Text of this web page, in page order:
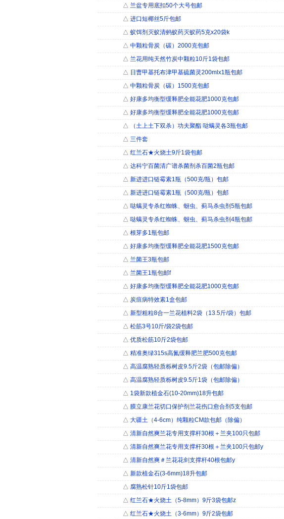
△ 兰盆专用底扣50个大号包邮
△ 进口短椰丝5斤包邮
△ 蚁饵剂灭蚁清蚂蚁药灭蚁药5克x20袋k
△ 中颗粒骨炭（碳）2000克包邮
△ 兰花用纯天然竹炭中颗粒10斤1袋包邮
△ 日曹甲基托布津甲基硫菌灵200mlx1瓶包邮
△ 中颗粒骨炭（碳）1500克包邮
△ 好康多均衡型缓释肥全能花肥1000克包邮
△ 好康多均衡型缓释肥全能花肥1000克包邮
△ （土上土下双杀）功夫聚酯 哒螨灵各3瓶包邮
△ 三件套
△ 红兰石★火烧土9斤1袋包邮
△ 达科宁百菌清广谱杀菌剂杀百菌2瓶包邮
△ 新进进口链霉素1瓶（500克/瓶）包邮
△ 新进进口链霉素1瓶（500克/瓶）包邮
△ 哒螨灵专杀红蜘蛛、蚜虫、蓟马杀虫剂5瓶包邮
△ 哒螨灵专杀红蜘蛛、蚜虫、蓟马杀虫剂4瓶包邮
△ 根芽多1瓶包邮
△ 好康多均衡型缓释肥全能花肥1500克包邮
△ 兰菌王3瓶包邮
△ 兰菌王1瓶包邮f
△ 好康多均衡型缓释肥全能花肥1000克包邮
△ 炭疽病特效素1盒包邮
△ 新型粗粒8合一兰花植料2袋（13.5斤/袋）包邮
△ 松筋3号10斤/袋2袋包邮
△ 优质松筋10斤2袋包邮
△ 精准奥绿315s高氮缓释肥兰肥500克包邮
△ 高温腐熟轻质栎树皮9.5斤2袋（包邮除偏）
△ 高温腐熟轻质栎树皮9.5斤1袋（包邮除偏）
△ 1袋新款植金石(10-20mm)18升包邮
△ 膜立康兰花切口保护剂兰花伤口愈合剂5支包邮
△ 大疆土（4-6cm）纯颗粒CM款包邮（除偏）
△ 清新自然爽兰花专用支撑杆30根＋兰夹100只包邮
△ 清新自然爽兰花专用支撑杆30根＋兰夹100只包邮y
△ 清新自然爽＃兰花花剑支撑杆40根包邮y
△ 新款植金石(3-6mm)18升包邮
△ 腐熟松针10斤1袋包邮
△ 红兰石★火烧土（5-8mm）9斤3袋包邮z
△ 红兰石★火烧土（3-6mm）9斤2袋包邮